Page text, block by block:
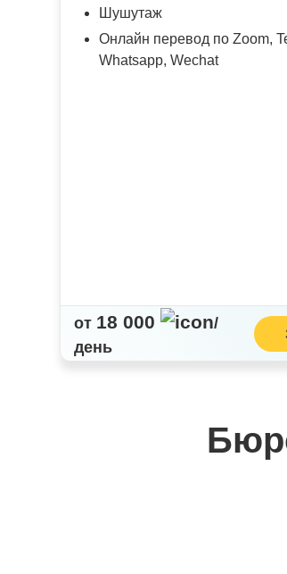
Шушутаж
Онлайн перевод по Zoom,
Whatsapp, Wechat
от 18 000
/
день